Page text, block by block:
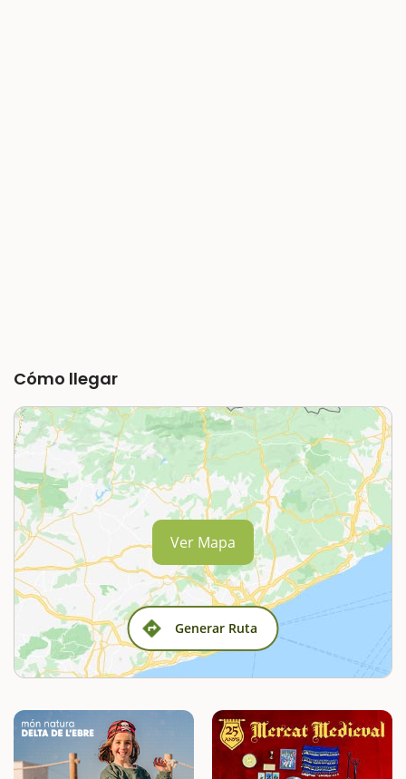
Cómo llegar
Generar Ruta
Ver Mapa